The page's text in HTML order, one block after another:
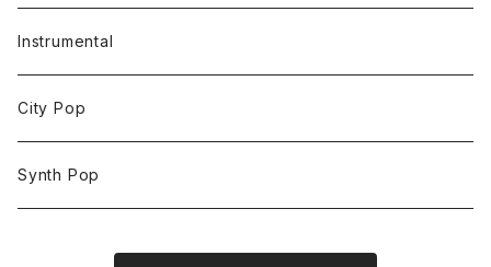
Instrumental
City Pop
Synth Pop